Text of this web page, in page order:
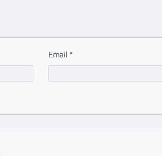
Email *